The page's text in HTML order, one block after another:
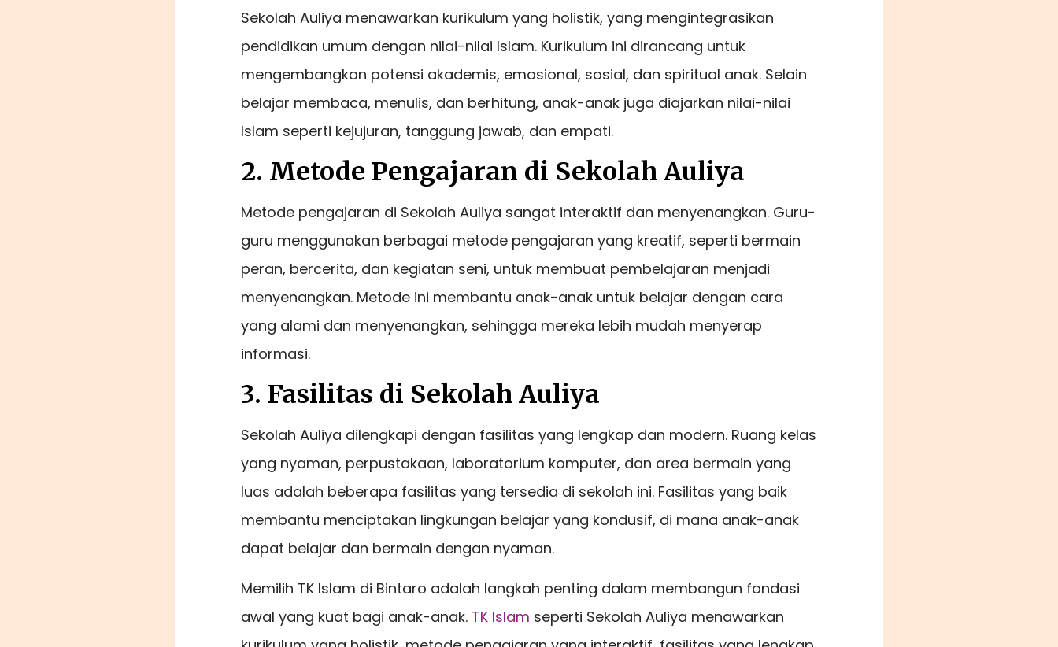
Sekolah Auliya menawarkan kurikulum yang holistik, yang mengintegrasikan
pendidikan umum dengan nilai-nilai Islam. Kurikulum ini dirancang untuk
mengembangkan potensi akademis, emosional, sosial, dan spiritual anak. Selain
belajar membaca, menulis, dan berhitung, anak-anak juga diajarkan nilai-nilai
Islam seperti kejujuran, tanggung jawab, dan empati.
2. Metode Pengajaran di Sekolah Auliya
Metode pengajaran di Sekolah Auliya sangat interaktif dan menyenangkan. Guru-
guru menggunakan berbagai metode pengajaran yang kreatif, seperti bermain
peran, bercerita, dan kegiatan seni, untuk membuat pembelajaran menjadi
menyenangkan. Metode ini membantu anak-anak untuk belajar dengan cara
yang alami dan menyenangkan, sehingga mereka lebih mudah menyerap
informasi.
3. Fasilitas di Sekolah Auliya
Sekolah Auliya dilengkapi dengan fasilitas yang lengkap dan modern. Ruang kelas
yang nyaman, perpustakaan, laboratorium komputer, dan area bermain yang
luas adalah beberapa fasilitas yang tersedia di sekolah ini. Fasilitas yang baik
membantu menciptakan lingkungan belajar yang kondusif, di mana anak-anak
dapat belajar dan bermain dengan nyaman.
Memilih TK Islam di Bintaro adalah langkah penting dalam membangun fondasi
awal yang kuat bagi anak-anak. TK Islam seperti Sekolah Auliya menawarkan